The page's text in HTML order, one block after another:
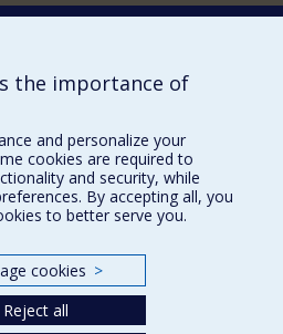
the importance of
and personalize your
cookies are required to
and security, while
By accepting all, you
to better serve you.
cookies >
Reject all